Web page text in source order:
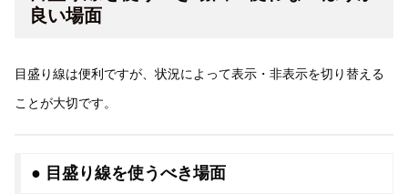
良い場面
目盛り線は便利ですが、状況によって表示・非表示を切り替える
ことが大切です。
● 目盛り線を使うべき場面